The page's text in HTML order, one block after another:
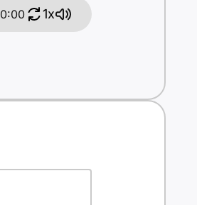
0:00 1x